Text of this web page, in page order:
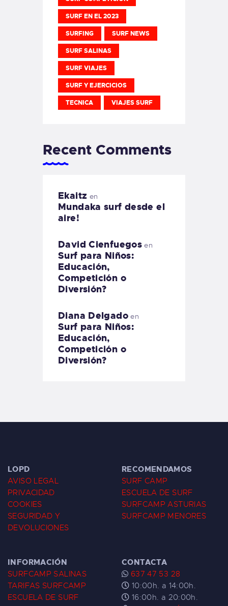
SURF EN EL 2023
SURFING SURF NEWS
SURF SALINAS
SURF VIAJES
SURF Y EJERCICIOS
TECNICA VIAJES SURF
Recent Comments
Ekaitz en
Mundaka surf desde el
aire!
David Cienfuegos en
Surf para Niños:
Educación,
Competición o
Diversión?
Diana Delgadoen
Surf para Niños:
Educación,
Competición o
Diversión?
LOPD
AVISO LEGAL
PRIVACIDAD
COOKIES
SEGURIDAD Y
DEVOLUCIONES
RECOMENDAMOS
SURF CAMP
ESCUELA DE SURF
SURFCAMP ASTURIAS
SURFCAMP MENORES
INFORMACIÓN
SURFCAMP SALINAS
TARIFAS SURFCAMP
ESCUELA DE SURF
CONTACTA
637 47 53 28
10:00h. a 14:00h.
16:00h. a 20:00h.